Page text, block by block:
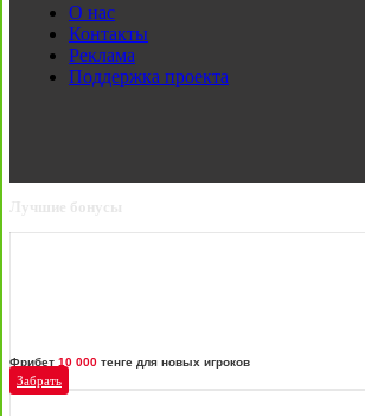
О нас
Контакты
Реклама
Поддержка проекта
Лучшие бонусы
Фрибет 10 000 тенге для новых игроков
Забрать